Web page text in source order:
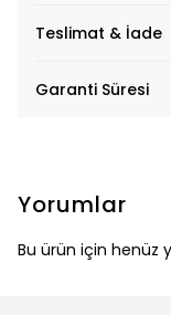
Teslimat & İade
Garanti Süresi
Yorumlar
Bu ürün için henüz